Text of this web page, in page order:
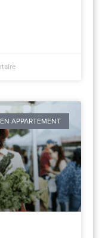
APPARTEMENT